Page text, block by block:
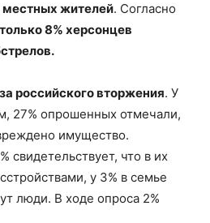
местных жителей. Согласно
только 8% херсонцев
российского вторжения. У
27% опрошенных отмечали,
имущество.
что в их
у 3% в семье
люди. В ходе опроса 2%